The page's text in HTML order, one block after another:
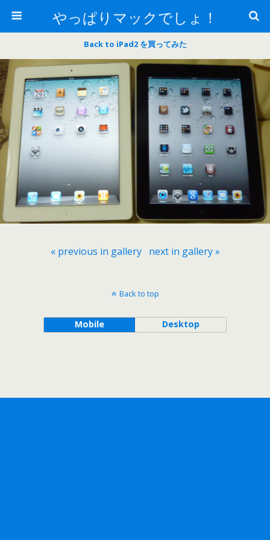
やっぱりマックでしょ！
Back to iPad2 を買ってみた
« previous in gallery next in gallery »
Back to top
Mobile Desktop